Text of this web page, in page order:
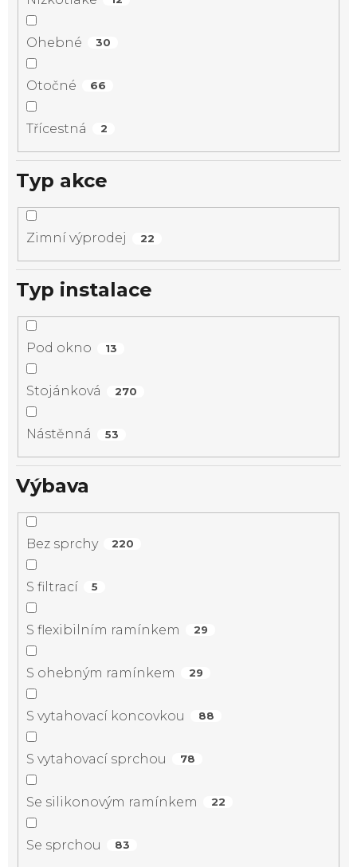
Ohebné 30
Otočné 66
Třícestná 2
Typ akce
Zimní výprodej 22
Typ instalace
Pod okno 13
Stojánková 270
Nástěnná 53
Výbava
Bez sprchy 220
S filtrací 5
S flexibilním ramínkem 29
S ohebným ramínkem 29
S vytahovací koncovkou 88
S vytahovací sprchou 78
Se silikonovým ramínkem 22
Se sprchou 83